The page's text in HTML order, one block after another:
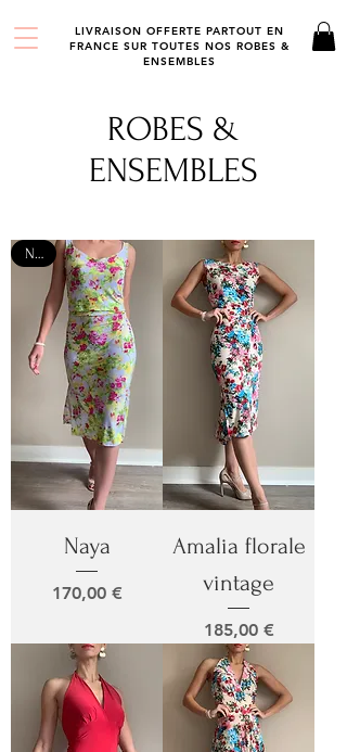
LIVRAISON OFFERTE PARTOUT EN
FRANCE SUR TOUTES NOS ROBES &
ENSEMBLES
ROBES &
ENSEMBLES
NEW
Naya
Prix
170,00 €
Amalia florale
vintage
Prix
185,00 €